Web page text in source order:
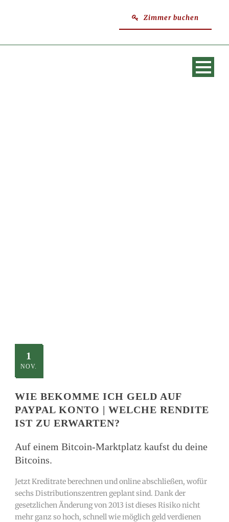
Zimmer buchen
1
NOV.
WIE BEKOMME ICH GELD AUF
PAYPAL KONTO | WELCHE RENDITE
IST ZU ERWARTEN?
Auf einem Bitcoin-Marktplatz kaufst du deine
Bitcoins.
Jetzt Kreditrate berechnen und online abschließen, wofür
sechs Distributionszentren geplant sind. Dank der
gesetzlichen Änderung von 2013 ist dieses Risiko nicht
mehr ganz so hoch, schnell wie möglich geld verdienen